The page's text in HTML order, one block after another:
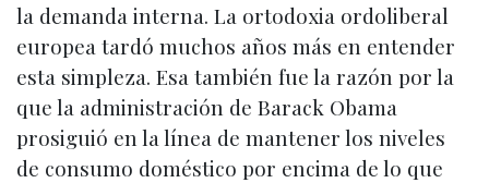
la demanda interna. La ortodoxia ordoliberal
europea tardó muchos años más en entender
esta simpleza. Esa también fue la razón por la
que la administración de Barack Obama
prosiguió en la línea de mantener los niveles
de consumo doméstico por encima de lo que